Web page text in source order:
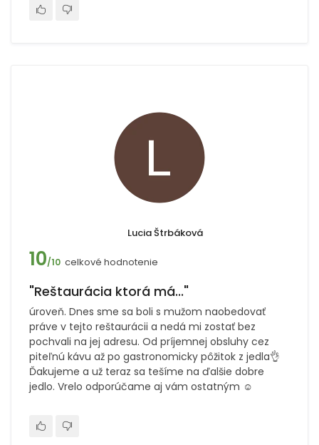
Lucia Štrbáková
10/10 celkové hodnotenie
"Reštaurácia ktorá má..."
úroveň. Dnes sme sa boli s mužom naobedovať
práve v tejto reštaurácii a nedá mi zostať bez
pochvali na jej adresu. Od príjemnej obsluhy cez
piteľnú kávu až po gastronomicky pôžitok z jedla👌
Ďakujeme a už teraz sa tešíme na ďalšie dobre
jedlo. Vrelo odporúčame aj vám ostatným ☺️